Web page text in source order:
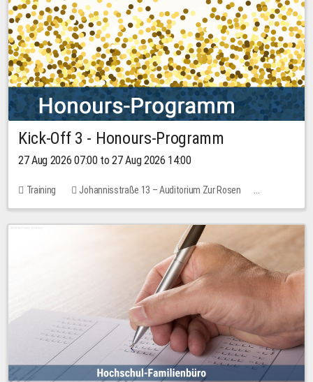
Kick-Off 3 - Honours-Programm
27 Aug 2026 07:00 to 27 Aug 2026 14:00
Training
Johannisstraße 13 – Auditorium Zur Rosen
11 places